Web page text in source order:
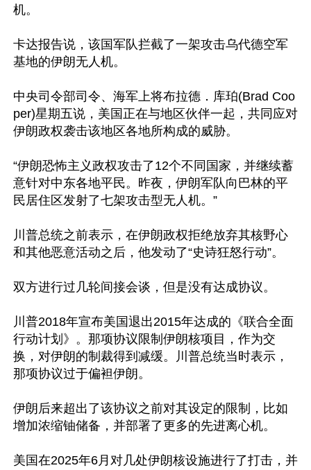
机。
卡达报告说，该国军队拦截了一架攻击乌代德空军
基地的伊朗无人机。
中央司令部司令、海军上将布拉德．库珀(Brad Coo
per)星期五说，美国正在与地区伙伴一起，共同应对
伊朗政权袭击该地区各地所构成的威胁。
“伊朗恐怖主义政权攻击了12个不同国家，并继续蓄
意针对中东各地平民。昨夜，伊朗军队向巴林的平
民居住区发射了七架攻击型无人机。”
川普总统之前表示，在伊朗政权拒绝放弃其核野心
和其他恶意活动之后，他发动了“史诗狂怒行动”。
双方进行过几轮间接会谈，但是没有达成协议。
川普2018年宣布美国退出2015年达成的《联合全面
行动计划》。那项协议限制伊朗核项目，作为交
换，对伊朗的制裁得到减缓。川普总统当时表示，
那项协议过于偏袒伊朗。
伊朗后来超出了该协议之前对其设定的限制，比如
增加浓缩铀储备，并部署了更多的先进离心机。
美国在2025年6月对几处伊朗核设施进行了打击，并